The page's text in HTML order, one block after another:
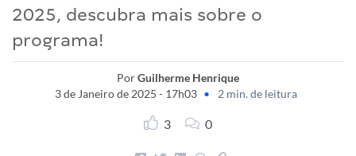
2025, descubra mais sobre o
programa!
PorGuilherme Henrique
3 de Janeiro de 2025 - 17h03 • 2 min. de leitura
3 0